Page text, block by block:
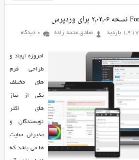
1,917 بازدید صادق محمد زاده 0 دیدگاه
امروزه ایجاد و
طراحی فرم
های مختلف
یکی از نیاز
های اکثر
نویسندگان و
مدیران سایت
ها می باشد که